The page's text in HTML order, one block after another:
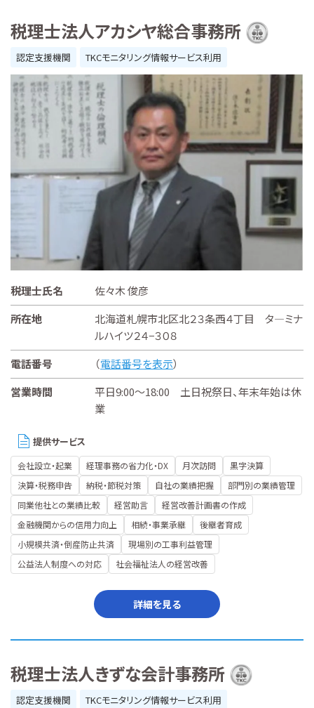
税理士法人アカシヤ総合事務所
認定支援機関 TKCモニタリング情報サービス利用
税理士氏名
佐々木 俊彦
所在地
北海道札幌市北区北２３条西４丁目 タ―ミナ
ルハイツ２４−３０８
電話番号
（電話番号を表示）
営業時間
平日9:00～18:00 土日祝祭日、年末年始は休
業
提供サービス
会社設立・起業 経理事務の省力化・DX 月次訪問
黒字決算
決算・税務申告
納税・節税対策 自社の業績把握
部門別の業績管理
同業他社との業績比較
経営助言
経営改善計画書の作成
金融機関からの信用力向上
相続・事業承継
後継者育成
小規模共済・倒産防止共済
現場別の工事利益管理
公益法人制度への対応
社会福祉法人の経営改善
詳細を見る
税理士法人きずな会計事務所
認定支援機関
TKCモニタリング情報サービス利用